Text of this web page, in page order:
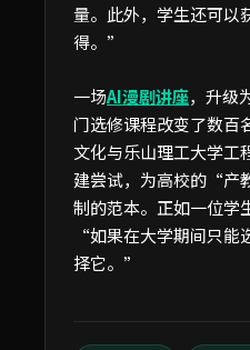
量。此外，学生还可以
得。”
一场AI漫剧讲座，升级
门选修课程改变了数百
文化与乐山理工大学工
建尝试，为高校的“产
制的范本。正如一位学
“如果在大学期间只能
择它。”